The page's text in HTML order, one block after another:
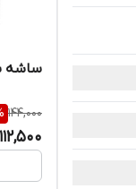
ساشه
144,000
112,500